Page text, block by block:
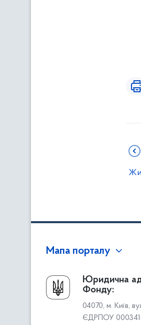
Мапа порталу
Про Фонд
Керівництво
Структура Фонду
Територіальні відділення
Юридична
Фонду:
04070, м. Київ,
ЄДРПОУ